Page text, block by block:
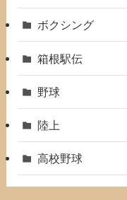
ボクシング
箱根駅伝
野球
陸上
高校野球